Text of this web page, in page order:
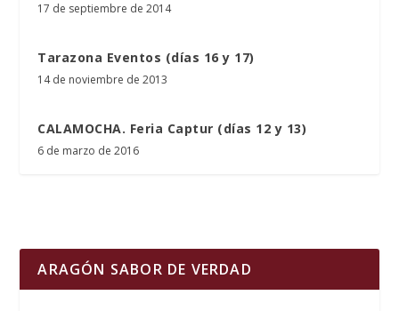
17 de septiembre de 2014
Tarazona Eventos (días 16 y 17)
14 de noviembre de 2013
CALAMOCHA. Feria Captur (días 12 y 13)
6 de marzo de 2016
ARAGÓN SABOR DE VERDAD